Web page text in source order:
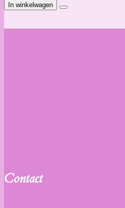
In winkelwagen